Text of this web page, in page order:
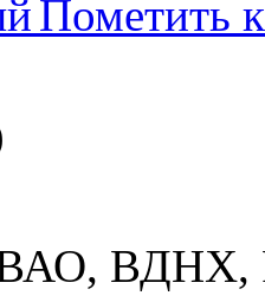
Пометить
ВДНХ,